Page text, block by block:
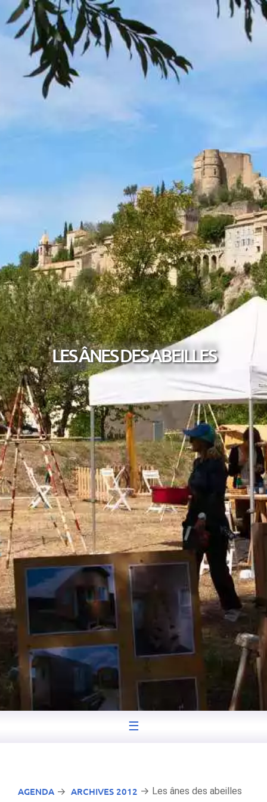
LES ÂNES DES ABEILLES
☰
AGENDA → ARCHIVES 2012 → Les ânes des abeilles